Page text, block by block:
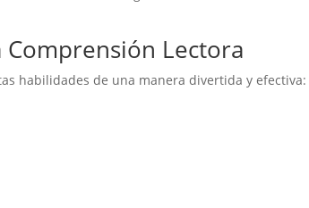
Comprensión Lectora
habilidades de una manera divertida y efectiva: